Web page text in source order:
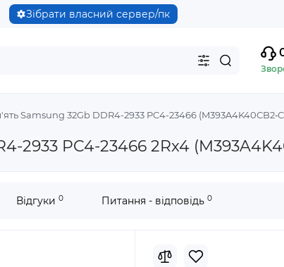
Зібрати власний сервер/пк
Samsung 32Gb DDR4-2933 PC4-23466
2933 PC4-23466 2Rx4
Відгуки 0 Питання - відповідь 0